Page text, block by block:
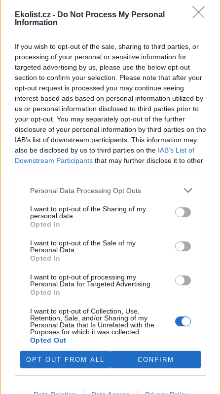
Ekolist.cz - Do Not Process My Personal
Information
If you wish to opt-out of the sale, sharing to third parties, or
processing of your personal or sensitive information for
targeted advertising by us, please use the below opt-out
section to confirm your selection. Please note that after your
opt-out request is processed you may continue seeing
interest-based ads based on personal information utilized by
us or personal information disclosed to third parties prior to
your opt-out. You may separately opt-out of the further
disclosure of your personal information by third parties on the
IAB’s list of downstream participants. This information may
also be disclosed by us to third parties on the IAB’s List of
Downstream Participants that may further disclose it to other
Personal Data Processing Opt Outs
I want to opt-out of the Sharing of my
personal data.
Opted In
I want to opt-out of the Sale of my
Personal Data.
Opted In
I want to opt-out of processing my
Personal Data for Targeted Advertising.
Opted In
I want to opt-out of Collection, Use,
Retention, Sale, and/or Sharing of my
Personal Data that Is Unrelated with the
Purposes for which it was collected.
Opted Out
OPT OUT FROM ALL CONFIRM
i kamenné stáje
4.8.2026 12:52 (ČTK
Hospodářská zvířata na jihu
Čech se při tropických
teplotách ochlazují v
remízkách i kamenných stájích.
Někteří jihočeští farmáři
vypouštějí krávy, ovce či koně na pastviny v noci a v největších
vedrech je nechávají uvnitř chladnějších budov. Kvůli suchu
neroste na loukách tráva a zemědělci musí dobytek přikrmovat
zásobami sena na zimu. Vysychají zdroje vody a rostou náklady na
její dopravu i na elektřinu na ochlazování zvířat, zjistila ČTK.
4.8.2026 12:42 (ČTK)
Tři lvice v zoologické zahradě v
japonském Tokiu uhynuly
potýká s vlnami extrémních
veder, napsal zpravodajský server
Ghanský parlament schválil přísný zákon na ochranu
kakaových plantáží
Ghanský parlament schválil
zákon, podle kterého místním
farmářům hrozí až 20 let
vězení, pokud bez souhlasu
plantáž na jiný účel. Informovala o tom agentura AP; zákon nyní
čeká na podpis prezidenta Johna Mahamy.